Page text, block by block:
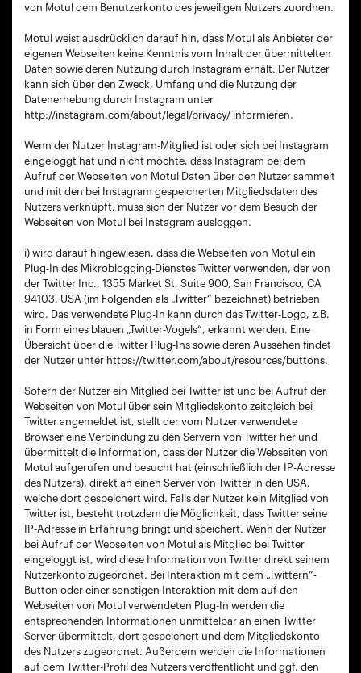
von Motul dem Benutzerkonto des jeweiligen Nutzers zuordnen.
Motul weist ausdrücklich darauf hin, dass Motul als Anbieter der
eigenen Webseiten keine Kenntnis vom Inhalt der übermittelten
Daten sowie deren Nutzung durch Instagram erhält. Der Nutzer
kann sich über den Zweck, Umfang und die Nutzung der
Datenerhebung durch Instagram unter
http://instagram.com/about/legal/privacy/ informieren.
Wenn der Nutzer Instagram-Mitglied ist oder sich bei Instagram
eingeloggt hat und nicht möchte, dass Instagram bei dem
Aufruf der Webseiten von Motul Daten über den Nutzer sammelt
und mit den bei Instagram gespeicherten Mitgliedsdaten des
Nutzers verknüpft, muss sich der Nutzer vor dem Besuch der
Webseiten von Motul bei Instagram ausloggen.
i) wird darauf hingewiesen, dass die Webseiten von Motul ein
Plug-In des Mikroblogging-Dienstes Twitter verwenden, der von
der Twitter Inc., 1355 Market St, Suite 900, San Francisco, CA
94103, USA (im Folgenden als „Twitter“ bezeichnet) betrieben
wird. Das verwendete Plug-In kann durch das Twitter-Logo, z.B.
in Form eines blauen „Twitter-Vogels“, erkannt werden. Eine
Übersicht über die Twitter Plug-Ins sowie deren Aussehen findet
der Nutzer unter https://twitter.com/about/resources/buttons.
Sofern der Nutzer ein Mitglied bei Twitter ist und bei Aufruf der
Webseiten von Motul über sein Mitgliedskonto zeitgleich bei
Twitter angemeldet ist, stellt der vom Nutzer verwendete
Browser eine Verbindung zu den Servern von Twitter her und
übermittelt die Information, dass der Nutzer die Webseiten von
Motul aufgerufen und besucht hat (einschließlich der IP-Adresse
des Nutzers), direkt an einen Server von Twitter in den USA,
welche dort gespeichert wird. Falls der Nutzer kein Mitglied von
Twitter ist, besteht trotzdem die Möglichkeit, dass Twitter seine
IP-Adresse in Erfahrung bringt und speichert. Wenn der Nutzer
bei Aufruf der Webseiten von Motul als Mitglied bei Twitter
eingeloggt ist, wird diese Information von Twitter direkt seinem
Nutzerkonto zugeordnet. Bei Interaktion mit dem „Twittern“-
Button oder einer sonstigen Interaktion mit dem auf den
Webseiten von Motul verwendeten Plug-In werden die
entsprechenden Informationen unmittelbar an einen Twitter
Server übermittelt, dort gespeichert und dem Mitgliedskonto
des Nutzers zugeordnet. Außerdem werden die Informationen
auf dem Twitter-Profil des Nutzers veröffentlicht und ggf. den